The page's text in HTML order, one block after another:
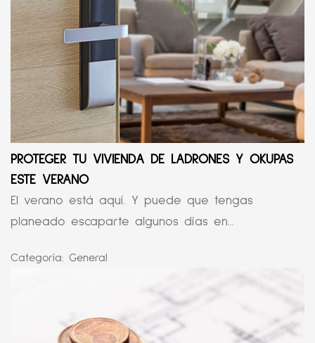
PROTEGER TU VIVIENDA DE LADRONES Y OKUPAS
ESTE VERANO
El verano está aquí. Y puede que tengas
planeado escaparte algunos días en...
Categoría: General